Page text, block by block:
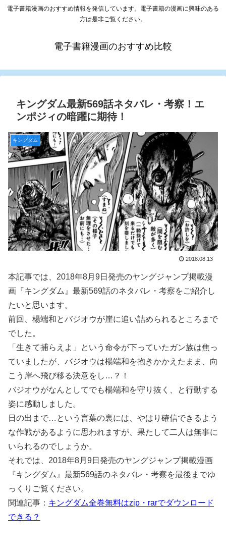
電子書籍漫画のおすすめ情報を発信しています。電子書籍の漫画に興味のある
方は是非ご覧ください。
電子書籍漫画のおすすめ比較
キングダム最新569話ネタバレ・考察！エ
ンポジィの暗躍に期待！
キングダム
2018.08.13
本記事では、2018年8月9日発売のヤングジャンプ掲載漫
画『キングダム』最新569話のネタバレ・考察をご紹介し
たいと思います。
前回、楊端和とバジオウが崖に追い詰められるところまで
でした。
「生きて捕らえよ」という命令が下っていたガン族は焦っ
ていましたが、バジオウは楊端和を抱きかかえたまま、向
こう岸へ飛び移る決意をし…？！
バジオウがなんとしてでも楊端和を守り抜く、と行動する
姿に感動しました。
日の出まで…という言葉の裏には、やはり確信できるよう
な作戦があるように思われますが、果たして二人は無事に
いられるのでしょうか。
それでは、2018年8月9日発売のヤングジャンプ掲載漫画
『キングダム』最新569話のネタバレ・考察を最後までゆ
っくりご覧ください。
関連記事： キングダム全巻無料はzip・rarでダウンロード
できる？